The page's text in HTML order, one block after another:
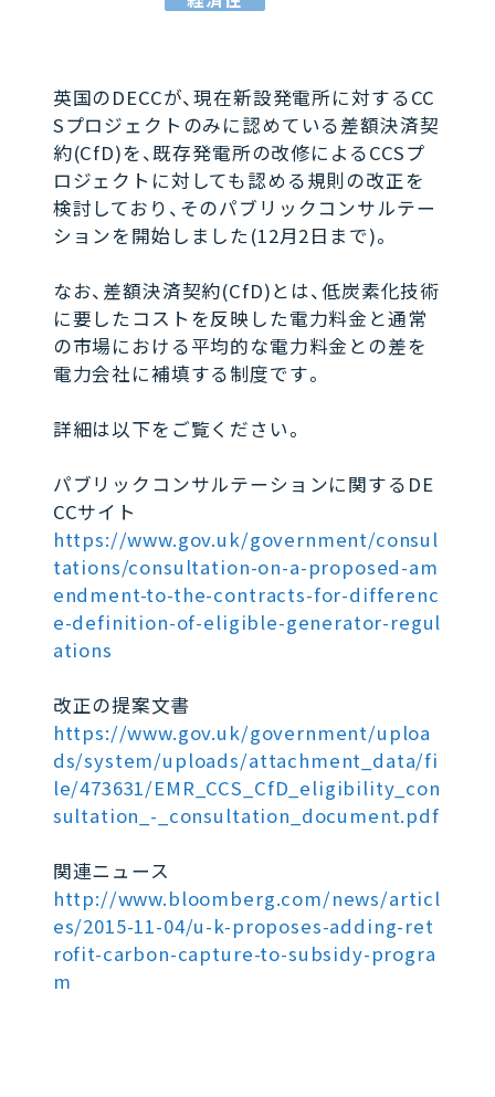
英国のDECCが、現在新設発電所に対するCC
Sプロジェクトのみに認めている差額決済契
約(CfD)を、既存発電所の改修によるCCSプ
ロジェクトに対しても認める規則の改正を
検討しており、そのパブリックコンサルテー
ションを開始しました(12月2日まで)。
なお、差額決済契約(CfD)とは、低炭素化技術
に要したコストを反映した電力料金と通常
の市場における平均的な電力料金との差を
電力会社に補填する制度です。
詳細は以下をご覧ください。
パブリックコンサルテーションに関するDE
CCサイト
https://www.gov.uk/government/consul
tations/consultation-on-a-proposed-am
endment-to-the-contracts-for-differenc
e-definition-of-eligible-generator-regul
ations
改正の提案文書
https://www.gov.uk/government/uploa
ds/system/uploads/attachment_data/fi
le/473631/EMR_CCS_CfD_eligibility_con
sultation_-_consultation_document.pdf
関連ニュース
http://www.bloomberg.com/news/articl
es/2015-11-04/u-k-proposes-adding-ret
rofit-carbon-capture-to-subsidy-progra
m